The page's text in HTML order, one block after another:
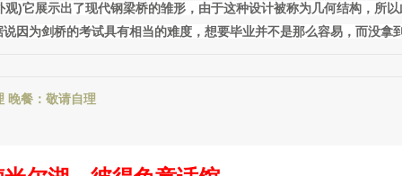
观)它展示出了现代钢梁桥的雏形，由于这种设计被称为几何结构，所
说因为剑桥的考试具有相当的难度，想要毕业并不是那么容易，而没拿
晚餐：敬请自理